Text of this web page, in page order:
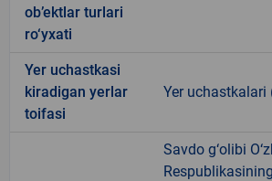
ob’ektlar turlari
ro‘yxati
Yer uchastkasi
kiradigan yerlar
toifasi
Yer
Savdo g‘olibi